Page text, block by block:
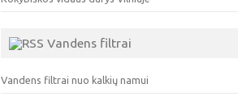
Vandens filtrai
Vandens filtrai nuo kalkių namui